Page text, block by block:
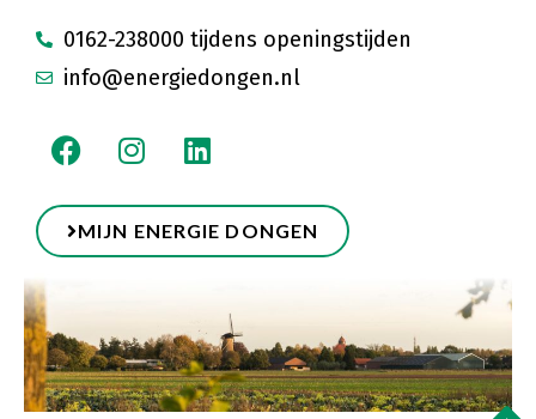
0162-238000 tijdens openingstijden
info@energiedongen.nl
MIJN ENERGIE DONGEN